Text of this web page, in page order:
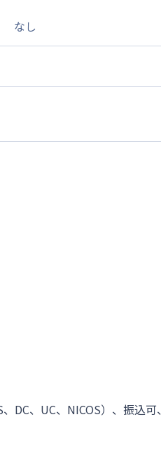
なし
DC、UC、NICOS）、振込可、